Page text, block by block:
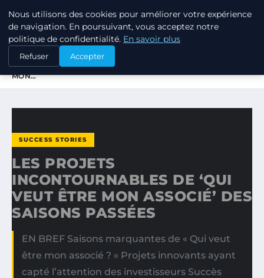
TUEZ-LES TOUS
ACCUEIL
SUCCESS STORIES
LES PROJETS INCONTOURNABLES DE ‘QUI VEUT ÊTRE
MON…
SUCCESS STORIES
LES PROJETS
INCONTOURNABLES DE ‘QUI
VEUT ÊTRE MON ASSOCIÉ’ DES
SAISONS PASSÉES
EN BREF Saisons marquantes de « Qui veut
être mon associé ? » Projets innovants ayant
capté l’attention des investisseurs Succès
Nous utilisons des cookies pour améliorer votre expérience
de navigation. En poursuivant, vous acceptez notre
politique de confidentialité. En savoir plus
Refuser Accepter